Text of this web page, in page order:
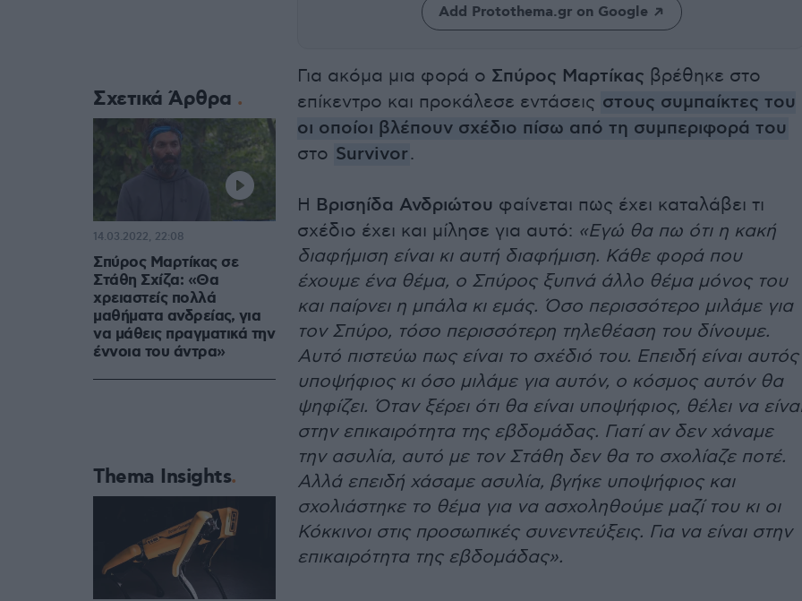
Add Protothema.gr on Google
Για ακόμα μια φορά ο Σπύρος Μαρτίκας βρέθηκε στο
επίκεντρο και προκάλεσε εντάσεις στους συμπαίκτες του
οι οποίοι βλέπουν σχέδιο πίσω από τη συμπεριφορά του
στο Survivor.
Η Βρισηίδα Ανδριώτου φαίνεται πως έχει καταλάβει τι
σχέδιο έχει και μίλησε για αυτό: «Εγώ θα πω ότι η κακή
διαφήμιση είναι κι αυτή διαφήμιση. Κάθε φορά που
έχουμε ένα θέμα, ο Σπύρος ξυπνά άλλο θέμα μόνος του
και παίρνει η μπάλα κι εμάς. Όσο περισσότερο μιλάμε για
τον Σπύρο, τόσο περισσότερη τηλεθέαση του δίνουμε.
Αυτό πιστεύω πως είναι το σχέδιό του. Επειδή είναι αυτός
υποψήφιος κι όσο μιλάμε για αυτόν, ο κόσμος αυτόν θα
ψηφίζει. Όταν ξέρει ότι θα είναι υποψήφιος, θέλει να
στην επικαιρότητα της εβδομάδας. Γιατί αν δεν χάναμε
την ασυλία, αυτό με τον Στάθη δεν θα το σχολίαζε ποτέ.
Αλλά επειδή χάσαμε ασυλία, βγήκε υποψήφιος και
σχολιάστηκε το θέμα για να ασχοληθούμε μαζί του κι οι
Κόκκινοι στις προσωπικές συνεντεύξεις. Για να είναι στην
επικαιρότητα της εβδομάδας».
Σχετικά Άρθρα
Σπύρος Μαρτίκας σε
Στάθη Σχίζα: «Θα
χρειαστείς πολλά
μαθήματα ανδρείας, για
να μάθεις πραγματικά την
έννοια του άντρα»
14.03.2022, 22:08
Thema Insights